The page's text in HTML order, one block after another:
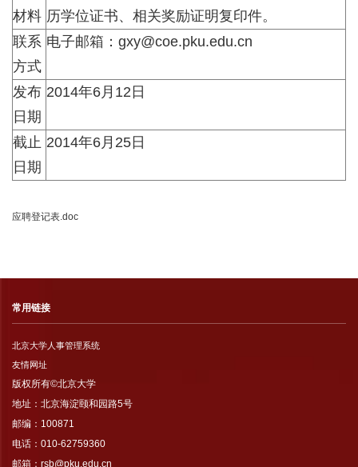
材料 历学位证书、相关奖励证明复印件。
联系
方式
电子邮箱：gxy@coe.pku.edu.cn
发布
日期
2014年6月12日
截止
日期
2014年6月25日
应聘登记表.doc
常用链接
北京大学人事管理系统
友情网址
版权所有©北京大学
地址：北京海淀颐和园路5号
邮编：100871
电话：010-62759360
邮箱：rsb@pku.edu.cn